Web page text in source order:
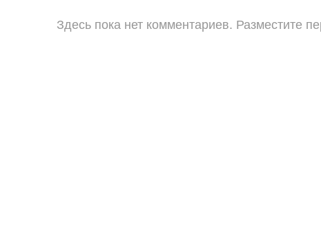
Здесь пока нет комментариев. Разместите